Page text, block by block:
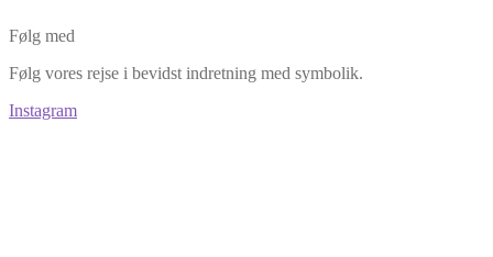
Følg med
Følg vores rejse i bevidst indretning med symbolik.
Instagram